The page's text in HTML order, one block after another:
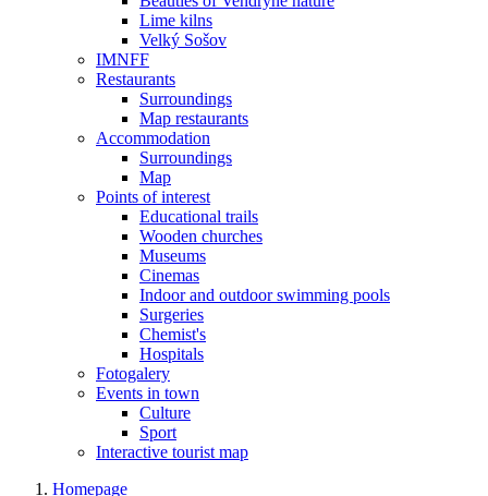
Lime kilns
Velký Sošov
IMNFF
Restaurants
Surroundings
Map restaurants
Accommodation
Surroundings
Map
Points of interest
Educational trails
Wooden churches
Museums
Cinemas
Indoor and outdoor swimming pools
Surgeries
Chemist's
Hospitals
Fotogalery
Events in town
Culture
Sport
Interactive tourist map
Homepage